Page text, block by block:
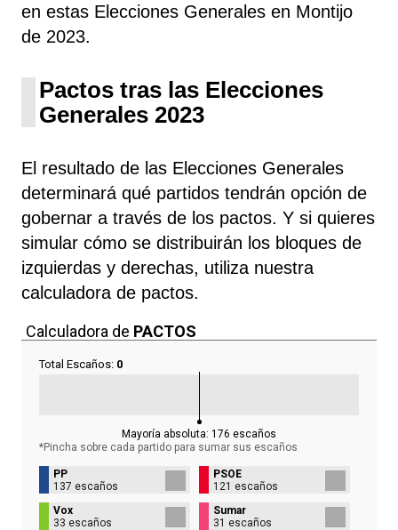
en estas Elecciones Generales en Montijo
de 2023.
Pactos tras las Elecciones
Generales 2023
El resultado de las Elecciones Generales
determinará qué partidos tendrán opción de
gobernar a través de los pactos. Y si quieres
simular cómo se distribuirán los bloques de
izquierdas y derechas, utiliza nuestra
calculadora de pactos.
Calculadora de PACTOS
Total Escaños: 0
Mayoría absoluta: 176 escaños
*Pincha sobre cada partido para sumar sus escaños
PP
137 escaños
PSOE
121 escaños
Vox
33 escaños
Sumar
31 escaños